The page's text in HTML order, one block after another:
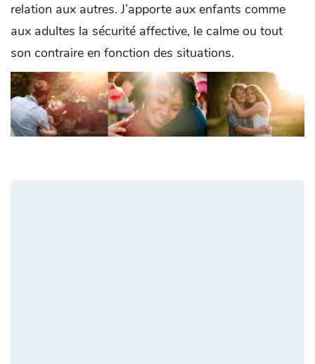
relation aux autres. J’apporte aux enfants comme
aux adultes la sécurité affective, le calme ou tout
son contraire en fonction des situations.